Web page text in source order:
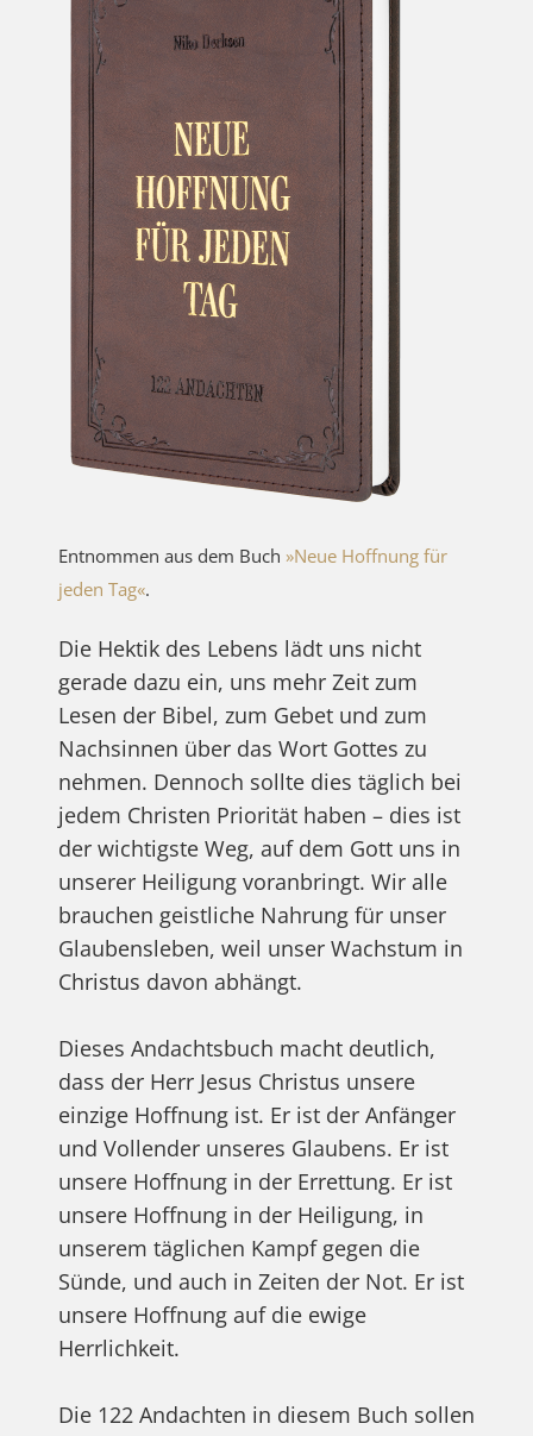
Entnommen aus dem Buch »Neue Hoffnung für
jeden Tag«.
Die Hektik des Lebens lädt uns nicht
gerade dazu ein, uns mehr Zeit zum
Lesen der Bibel, zum Gebet und zum
Nachsinnen über das Wort Gottes zu
nehmen. Dennoch sollte dies täglich bei
jedem Christen Priorität haben – dies ist
der wichtigste Weg, auf dem Gott uns in
unserer Heiligung voranbringt. Wir alle
brauchen geistliche Nahrung für unser
Glaubensleben, weil unser Wachstum in
Christus davon abhängt.
Dieses Andachtsbuch macht deutlich,
dass der Herr Jesus Christus unsere
einzige Hoffnung ist. Er ist der Anfänger
und Vollender unseres Glaubens. Er ist
unsere Hoffnung in der Errettung. Er ist
unsere Hoffnung in der Heiligung, in
unserem täglichen Kampf gegen die
Sünde, und auch in Zeiten der Not. Er ist
unsere Hoffnung auf die ewige
Herrlichkeit.
Die 122 Andachten in diesem Buch sollen